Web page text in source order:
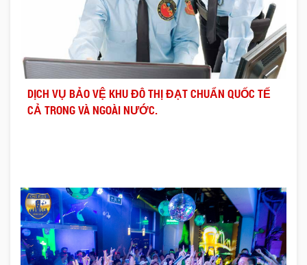
DỊCH VỤ BẢO VỆ KHU ĐÔ THỊ ĐẠT CHUẨN QUỐC TẾ
CẢ TRONG VÀ NGOÀI NƯỚC.